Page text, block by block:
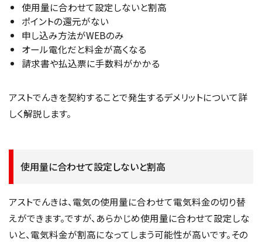
使用量に合わせて設定しないと割高
ポイントの還元がない
申し込み方法がWEBのみ
オール電化だと料金が高くなる
請求書や払込票に手数料がかかる
アストでんきを契約することで発生するデメリットについて詳
しく解説します。
使用量に合わせて設定しないと割高
アストでんきは、電気の使用量に合わせて電気料金の切り替
えができます。ですが、あらかじめ使用量に合わせて設定しな
いと、電気料金が割高になってしまう可能性が高いです。その